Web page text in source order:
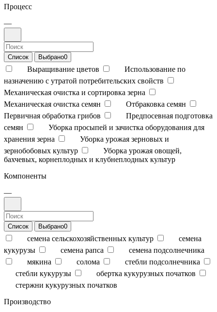
Процесс
—
Список Выбрано0
Выращивание цветов
Использование по
назначению с утратой потребительских свойств
Механическая очистка и сортировка зерна
Механическая очистка семян
Отбраковка семян
Первичная обработка грибов
Предпосевная подготовка
семян
Уборка просыпей и зачистка оборудования для
хранения зерна
Уборка урожая зерновых и
зернобобовых культур
Уборка урожая овощей,
бахчевых, корнеплодных и клубнеплодных культур
Компоненты
—
Список Выбрано0
семена сельскохозяйственных культур
семена
кукурузы
семена рапса
семена подсолнечника
мякина
солома
стебли подсолнечника
стебли кукурузы
обертка кукурузных початков
стержни кукурузных початков
Производство